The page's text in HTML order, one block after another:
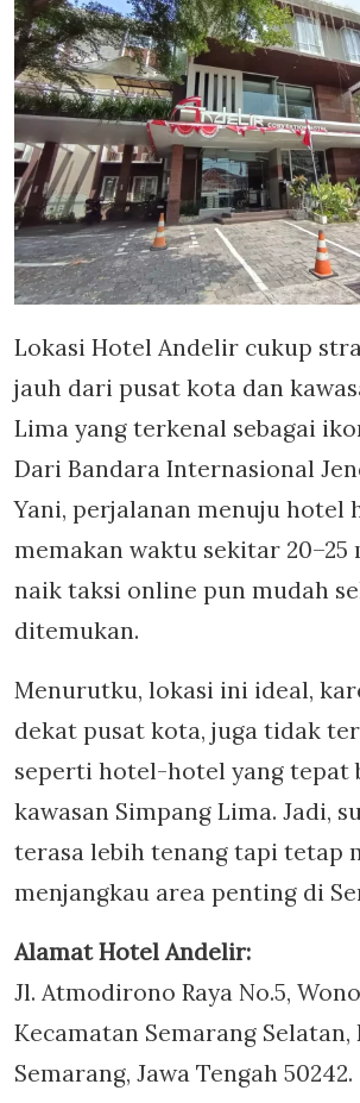
Lokasi Hotel Andelir cukup
jauh dari pusat kota dan
Lima yang terkenal sebagai
Dari Bandara Internasional
Yani, perjalanan menuju hotel
memakan waktu sekitar 20–25
naik taksi online pun mudah
ditemukan.
Menurutku, lokasi ini ideal,
dekat pusat kota, juga tidak
seperti hotel-hotel yang tepat
kawasan Simpang Lima. Jadi,
terasa lebih tenang tapi tetap
menjangkau area penting di
Alamat Hotel Andelir:
Jl. Atmodirono Raya No.5,
Kecamatan Semarang Selatan,
Semarang, Jawa Tengah 50242.